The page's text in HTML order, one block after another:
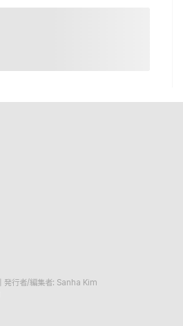
発行者/編集者: Sanha Kim